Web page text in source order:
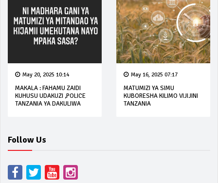
May 20, 2025 10:14
MAKALA : FAHAMU ZAIDI
KUHUSU UDAKUZI ,POLICE
TANZANIA YA DAKULIWA
May 16, 2025 07:17
MATUMIZI YA SIMU
KUBORESHA KILIMO VIJIJINI
TANZANIA
Follow Us